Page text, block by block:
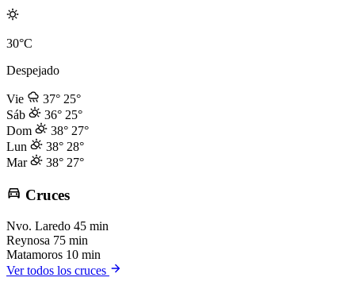
30°C
Despejado
Vie 37° 25°
Sáb
36° 25°
Dom
38° 27°
Lun
38° 28°
Mar
38° 27°
Cruces
Nvo. Laredo 45 min
Reynosa 75 min
Matamoros 10 min
Ver todos los cruces